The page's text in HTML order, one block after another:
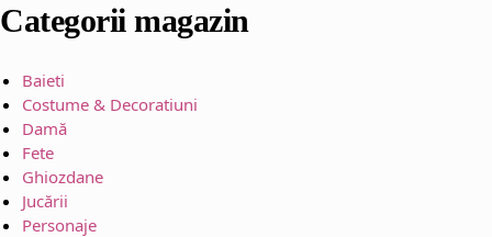
Categorii magazin
Baieti
Costume & Decoratiuni
Damă
Fete
Ghiozdane
Jucării
Personaje